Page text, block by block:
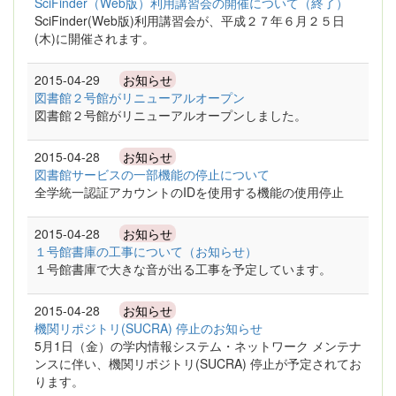
SciFinder(Web版)利用講習会が、平成２７年６月２５日
(木)に開催されます。
2015-04-29 お知らせ
図書館２号館がリニューアルオープン
図書館２号館がリニューアルオープンしました。
2015-04-28 お知らせ
図書館サービスの一部機能の停止について
全学統一認証アカウントのIDを使用する機能の使用停止
2015-04-28 お知らせ
１号館書庫の工事について（お知らせ）
１号館書庫で大きな音が出る工事を予定しています。
2015-04-28 お知らせ
機関リポジトリ(SUCRA) 停止のお知らせ
5月1日（金）の学内情報システム・ネットワーク メンテナ
ンスに伴い、機関リポジトリ(SUCRA) 停止が予定されてお
ります。